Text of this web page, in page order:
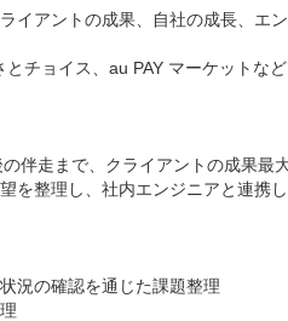
イアントの成果、自社の成長、エ
チョイス、au PAY マーケットな
伴走まで、クライアントの成果最
を整理し、社内エンジニアと連携
況の確認を通じた課題整理